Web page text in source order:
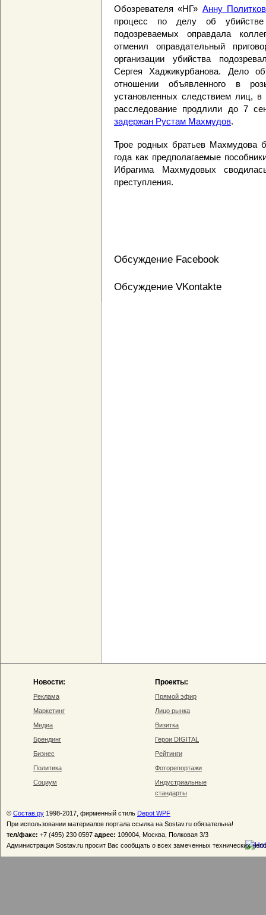
Обозревателя «НГ» Анну
процесс по делу об
подозреваемых оправдала
отменил оправдательный
организации убийства
Сергея Хаджикурбанова. Дело
отношении объявленного в
установленных следствием лиц,
расследование продлили до 7
задержан Рустам Махмудов.
Трое родных братьев Махмудова
года как предполагаемые
Ибрагима Махмудовых
преступления.
Обсуждение Facebook
Обсуждение VKontakte
Новости:
Реклама
Маркетинг
Медиа
Брендинг
Бизнес
Политика
Социум
Проекты:
Прямой эфир
Лицо рынка
Визитка
Герои DIGITAL
Рейтинги
Фоторепортажи
Индустриальные
стандарты
© Состав.ру 1998-2017, фирменный стиль Depot WPF
При использовании материалов портала ссылка на Sostav.ru обязательна!
тел/факс: +7 (495) 230 0597 адрес: 109004, Москва, Полковая 3/3
Администрация Sostav.ru просит Вас сообщать о всех замеченных технических